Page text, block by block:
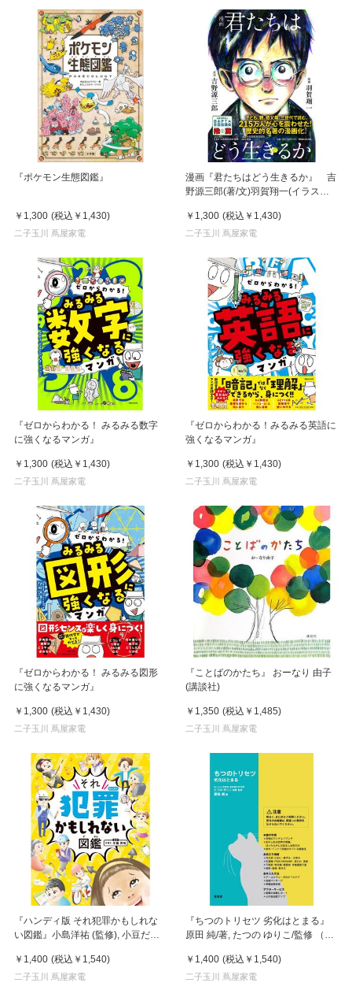
『ポケモン生態図鑑』
￥1,300 (税込 ￥1,430)
二子玉川 蔦屋家電
漫画『君たちはどう生きるか』 吉
野源三郎(著/文)羽賀翔一(イラスト)
￥1,300 (税込 ￥1,430)
二子玉川 蔦屋家電
『ゼロからわかる！ みるみる数字
に強くなるマンガ』
￥1,300 (税込 ￥1,430)
二子玉川 蔦屋家電
『ゼロからわかる！みるみる英語に
強くなるマンガ』
￥1,300 (税込 ￥1,430)
二子玉川 蔦屋家電
『ゼロからわかる！ みるみる図形
に強くなるマンガ』
￥1,300 (税込 ￥1,430)
二子玉川 蔦屋家電
『ことばのかたち』 おーなり 由子
(講談社)
￥1,350 (税込 ￥1,485)
二子玉川 蔦屋家電
『ハンディ版 それ犯罪かもしれな
い図鑑』小島洋祐 (監修), 小豆だる
￥1,400 (税込 ￥1,540)
二子玉川 蔦屋家電
『ちつのトリセツ 劣化はとまる』
原田 純/著, たつの ゆりこ/監修 （径
￥1,400 (税込 ￥1,540)
二子玉川 蔦屋家電